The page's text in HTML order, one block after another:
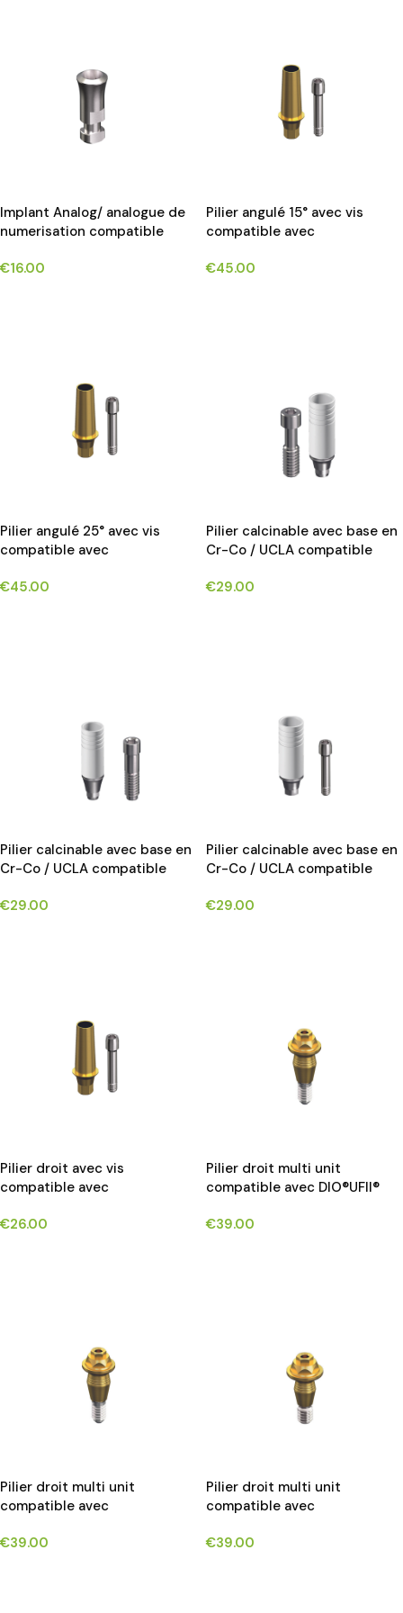
Implant Analog/ analogue de
numerisation compatible
ET implants*
€16.00
Pilier angulé 15° avec vis
compatible avec
implants*
€45.00
Pilier angulé 25° avec vis
compatible avec
implants*
€45.00
Pilier calcinable avec base en
Cr-Co / UCLA compatible
€29.00
Pilier calcinable avec base en
Cr-Co / UCLA compatible
€29.00
Pilier calcinable avec base en
Cr-Co / UCLA compatible
OSSTEM®TS/HIOSSEN®ET
€29.00
Pilier droit avec vis
compatible avec
implants*
€26.00
Pilier droit multi unit
compatible avec DIO®UFII®
€39.00
Pilier droit multi unit
compatible avec
implants*
€39.00
Pilier droit multi unit
compatible avec
implants*
€39.00